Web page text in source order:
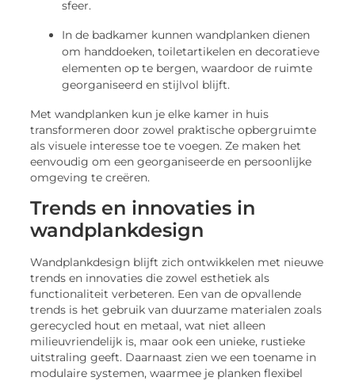
sfeer.
In de badkamer kunnen wandplanken dienen
om handdoeken, toiletartikelen en decoratieve
elementen op te bergen, waardoor de ruimte
georganiseerd en stijlvol blijft.
Met wandplanken kun je elke kamer in huis
transformeren door zowel praktische opbergruimte
als visuele interesse toe te voegen. Ze maken het
eenvoudig om een georganiseerde en persoonlijke
omgeving te creëren.
Trends en innovaties in
wandplankdesign
Wandplankdesign blijft zich ontwikkelen met nieuwe
trends en innovaties die zowel esthetiek als
functionaliteit verbeteren. Een van de opvallende
trends is het gebruik van duurzame materialen zoals
gerecycled hout en metaal, wat niet alleen
milieuvriendelijk is, maar ook een unieke, rustieke
uitstraling geeft. Daarnaast zien we een toename in
modulaire systemen, waarmee je planken flexibel